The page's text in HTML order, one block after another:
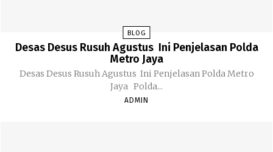
BLOG
Desas Desus Rusuh Agustus Ini Penjelasan Polda
Metro Jaya
Desas Desus Rusuh Agustus Ini Penjelasan Polda Metro
Jaya Polda...
ADMIN